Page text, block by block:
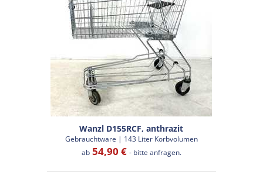
Wanzl D155RCF, anthrazit
Gebrauchtware | 143 Liter Korbvolumen
ab54,90 € - bitte anfragen.